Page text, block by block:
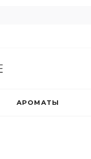
АРОМАТЫ